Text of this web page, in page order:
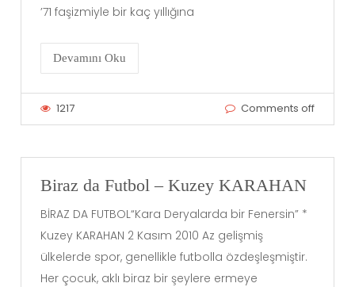
’71 faşizmiyle bir kaç yıllığına
Devamını Oku
1217 Comments off
Biraz da Futbol – Kuzey KARAHAN
BİRAZ DA FUTBOL“Kara Deryalarda bir Fenersin” *
Kuzey KARAHAN 2 Kasım 2010 Az gelişmiş
ülkelerde spor, genellikle futbolla özdeşleşmiştir.
Her çocuk, aklı biraz bir şeylere ermeye